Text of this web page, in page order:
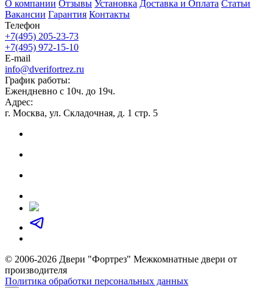
О компании Отзывы Установка Доставка и Оплата Статьи
Вакансии Гарантия Контакты
Телефон
+7(495) 205-23-73
+7(495) 972-15-10
E-mail
info@dverifortrez.ru
График работы:
Ежендневно с 10ч. до 19ч.
Адрес:
г. Москва, ул. Складочная, д. 1 стр. 5
© 2006-2026 Двери "Фортрез" Межкомнатные двери от
производителя
Политика обработки персональных данных